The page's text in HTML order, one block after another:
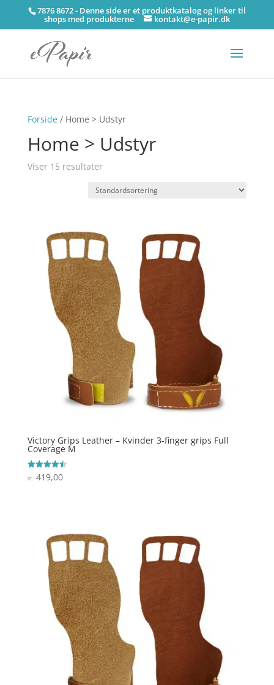
7876 8672 - Denne side er et produktkatalog og linker til
shops med produkterne kontakt@e-papir.dk
Forside/ Home > Udstyr
Home > Udstyr
Viser 15 resultater
Victory Grips Leather – Kvinder 3-finger grips Full
Coverage M
Vurderet
4.5
kr.419,00